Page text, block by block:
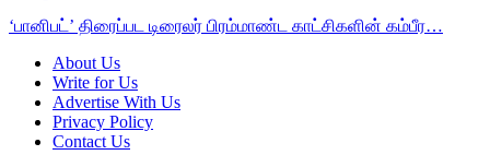
‘பானிபட்’ திரைப்பட டிரைலர் பிரம்மாண்ட காட்சிகளின் கம்பீர…
About Us
Write for Us
Advertise With Us
Privacy Policy
Contact Us